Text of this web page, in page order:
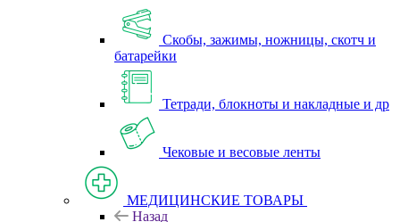
Скобы, зажимы, ножницы, скотч и
батарейки
Тетради, блокноты и накладные и др
Чековые и весовые ленты
МЕДИЦИНСКИЕ ТОВАРЫ
Назад